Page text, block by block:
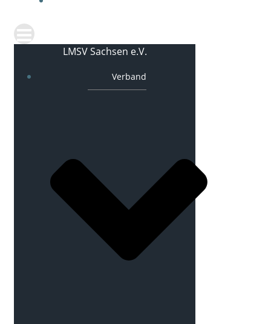
LMSV Sachsen e.V.
Verband